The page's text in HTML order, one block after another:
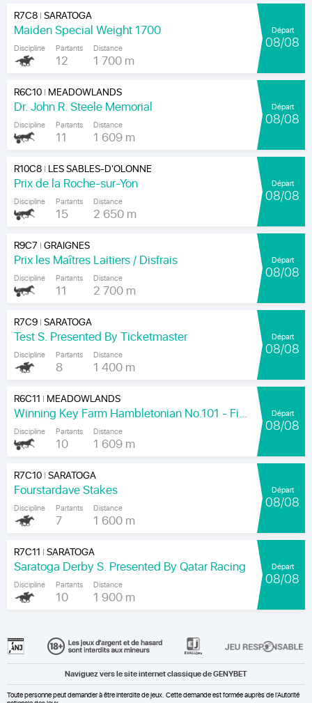
R7C8|SARATOGA
Maiden Special Weight 1700
Discipline Partants
12
Distance
1 700 m
Départ
08/08
R6C10| MEADOWLANDS
Dr. John R. Steele Memorial
Discipline Partants
11
Distance
1 609 m
Départ
08/08
R10C8| LES SABLES-D'OLONNE
Prix de la Roche-sur-Yon
Discipline Partants
15
Distance
2 650 m
Départ
08/08
R9C7 |GRAIGNES
Prix les Maîtres Laitiers / Disfrais
Discipline Partants
11
Distance
2 700 m
Départ
08/08
R7C9|SARATOGA
Test S. Presented By Ticketmaster
Discipline Partants
8
Distance
1 400 m
Départ
08/08
R6C11 | MEADOWLANDS
Winning Key Farm Hambletonian No.101 - Final
Discipline Partants
10
Distance
1 609 m
Départ
08/08
R7C10|SARATOGA
Fourstardave Stakes
Discipline Partants
7
Distance
1 600 m
Départ
08/08
R7C11 |SARATOGA
Saratoga Derby S. Presented By Qatar Racing
Discipline Partants
10
Distance
1 900 m
Départ
08/08
Naviguez vers le site internet classique de GENYBET
Toute personne peut demander à être interdite de jeux. Cette demande est formée auprès de l'Autorité